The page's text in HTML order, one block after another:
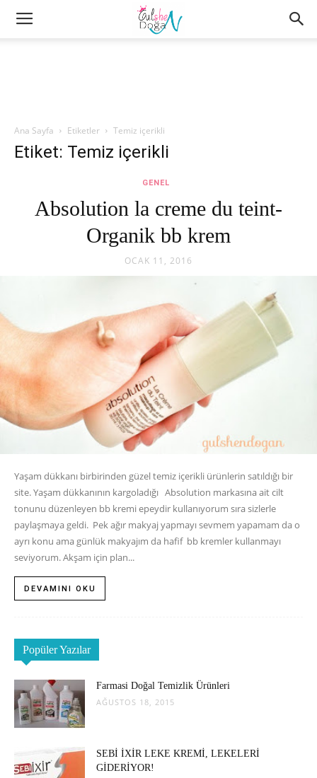
Ana Sayfa Etiketler Temiz içerikli
Etiket: Temiz içerikli
GENEL
Absolution la creme du teint-
Organik bb krem
OCAK 11, 2016
Yaşam dükkanı birbirinden güzel temiz içerikli ürünlerin satıldığı bir
site. Yaşam dükkanının kargoladığı Absolution markasına ait cilt
tonunu düzenleyen bb kremi epeydir kullanıyorum sıra sizlerle
paylaşmaya geldi. Pek ağır makyaj yapmayı sevmem yapamam da o
ayrı konu ama günlük makyajım da hafif bb kremler kullanmayı
seviyorum. Akşam için plan...
DEVAMINI OKU
Popüler Yazılar
Farmasi Doğal Temizlik Ürünleri
AĞUSTOS 18, 2015
SEBİ İXİR LEKE KREMİ, LEKELERİ
GİDERİYOR!